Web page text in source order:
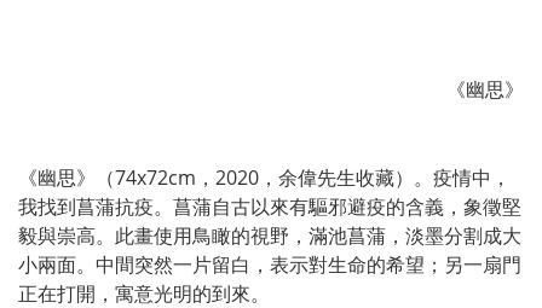
《幽思》
《幽思》（74x72cm，2020，余偉先生收藏）。疫情中，
我找到菖蒲抗疫。菖蒲自古以來有驅邪避疫的含義，象徵堅
毅與崇高。此畫使用鳥瞰的視野，滿池菖蒲，淡墨分割成大
小兩面。中間突然一片留白，表示對生命的希望；另一扇門
正在打開，寓意光明的到來。